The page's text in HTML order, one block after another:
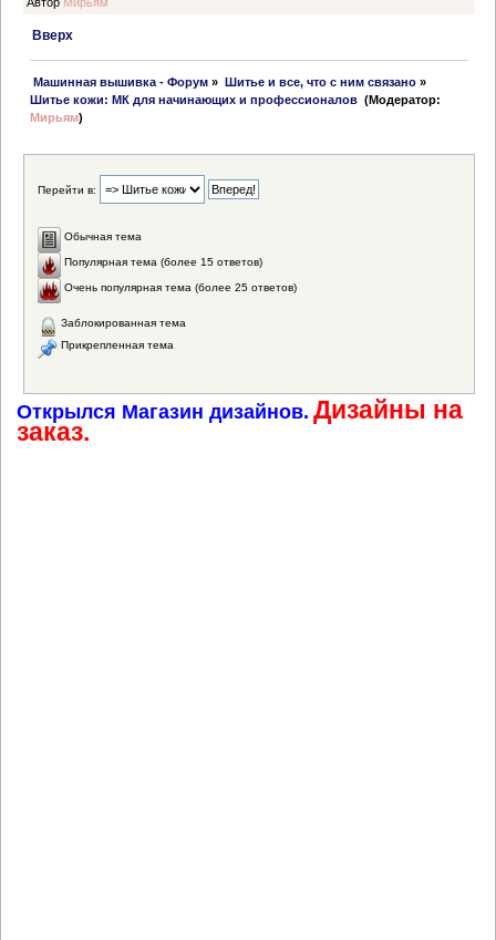
Автор Мирьям
Вверх
Машинная вышивка - Форум » Шитье и все, что с ним связано»
Шитье кожи: МК для начинающих и профессионалов (Модератор:
Мирьям)
Перейти в:
Обычная тема
Популярная тема (более 15 ответов)
Очень популярная тема (более 25 ответов)
Заблокированная тема
Прикрепленная тема
Открылся Магазин дизайнов. Дизайны на
заказ.